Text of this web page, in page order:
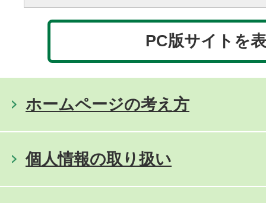
PC版サイトを
ホームページの考え方
個人情報の取り扱い